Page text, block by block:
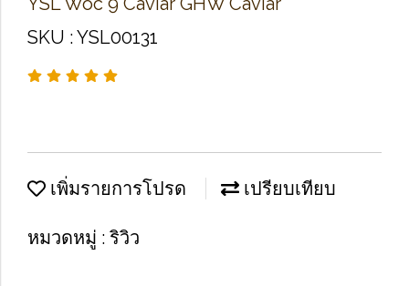
SKU : YSL00131
เพิ่มรายการโปรด เปรียบเทียบ
หมวดหมู่ : ริวิว